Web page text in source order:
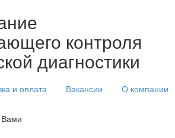
контроля
диагностики
и оплата Вакансии О компании
Вами